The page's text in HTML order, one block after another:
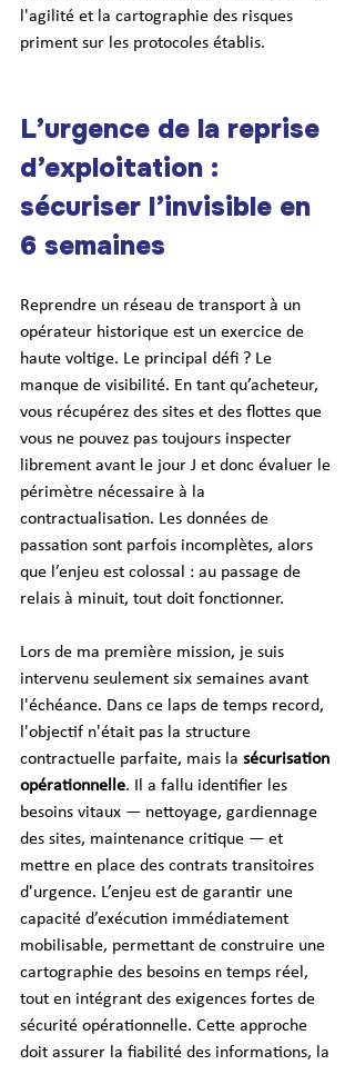
l'agilité et la cartographie des risques
priment sur les protocoles établis.
L’urgence de la reprise
d’exploitation :
sécuriser l’invisible en
6 semaines
Reprendre un réseau de transport à un
opérateur historique est un exercice de
haute voltige. Le principal défi ? Le
manque de visibilité. En tant qu’acheteur,
vous récupérez des sites et des flottes que
vous ne pouvez pas toujours inspecter
librement avant le jour J et donc évaluer le
périmètre nécessaire à la
contractualisation. Les données de
passation sont parfois incomplètes, alors
que l’enjeu est colossal : au passage de
relais à minuit, tout doit fonctionner.
Lors de ma première mission, je suis
intervenu seulement six semaines avant
l'échéance. Dans ce laps de temps record,
l'objectif n'était pas la structure
contractuelle parfaite, mais la sécurisation
opérationnelle. Il a fallu identifier les
besoins vitaux — nettoyage, gardiennage
des sites, maintenance critique — et
mettre en place des contrats transitoires
d'urgence. L’enjeu est de garantir une
capacité d’exécution immédiatement
mobilisable, permettant de construire une
cartographie des besoins en temps réel,
tout en intégrant des exigences fortes de
sécurité opérationnelle. Cette approche
doit assurer la fiabilité des informations, la